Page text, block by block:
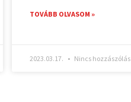
TOVÁBB OLVASOM »
2023.03.17. Nincs hozzászólás